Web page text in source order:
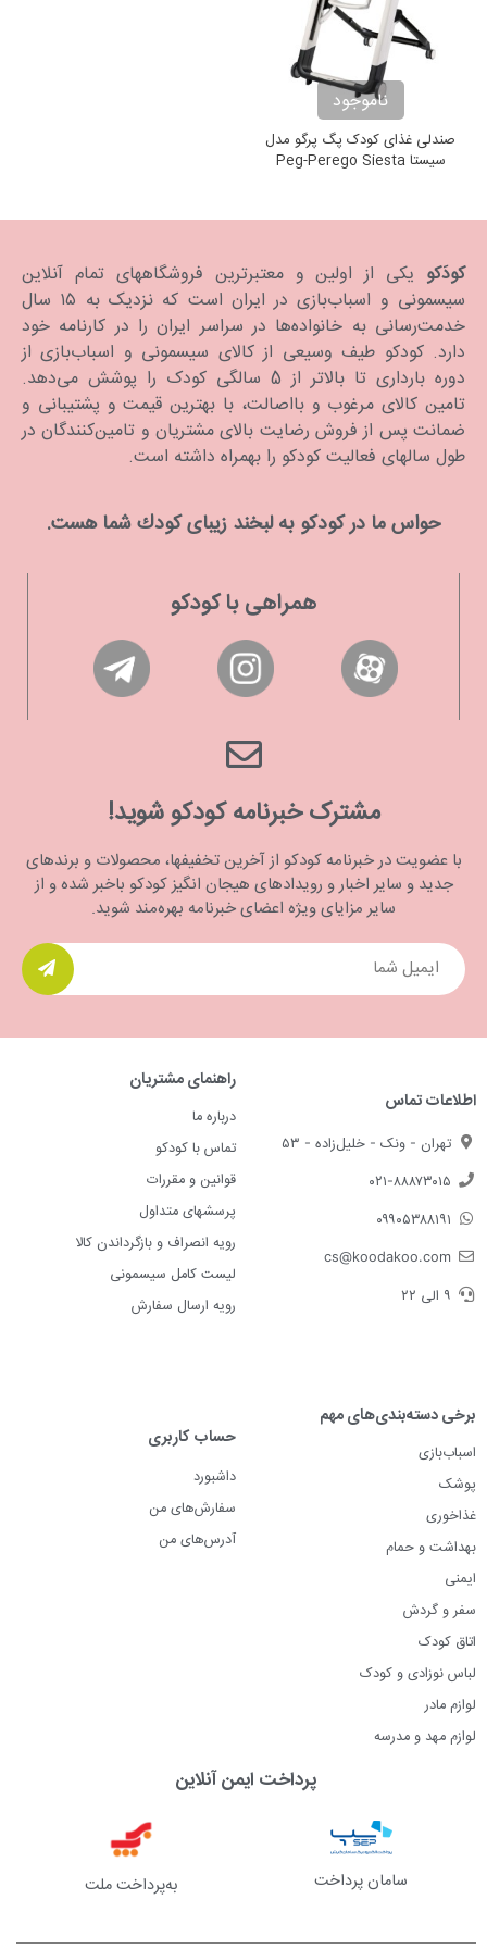
ناموجود
صندلی غذای کودک پگ پرگو مدل
سیستا Peg-Perego Siesta
کودَکو یکی از اولین و معتبرترین فروشگاههای تمام آنلاین
سیسمونی و اسباب‌بازی در ایران است که نزدیک به ۱۵ سال
خدمت‌رسانی به خانواده‌ها در سراسر ایران را در کارنامه خود
دارد. كودكو طیف وسیعی از کالای سیسمونی و اسباب‌بازی از
دوره بارداری تا بالاتر از 5 سالگی کودک را پوشش می‌دهد.
تامین کالای مرغوب و بااصالت، با بهترین قیمت و پشتیبانی و
ضمانت پس از فروش رضایت بالای مشتریان و تامین‌کنندگان در
طول سالهای فعالیت کودکو را بهمراه داشته است.
حواس ما در كودكو به لبخند زیبای كودك شما هست.
همراهی با کودکو
مشترک خبرنامه کودکو شوید!
با عضویت در خبرنامه کودکو از آخرین تخفیفها، محصولات و برندهای
جدید و سایر اخبار و رویدادهای هیجان انگیز کودکو باخبر شده و از
سایر مزایای ویژه اعضای خبرنامه بهره‌مند شوید.
اطلاعات تماس
تهران - ونک - خلیل‌زاده - ۵۳
۰۲۱-۸۸۸۷۳۰۱۵
۰۹۹۰۵۳۸۸۱۹۱
cs@koodakoo.com
۹ الی ۲۲
راهنمای مشتریان
درباره ما
تماس با کودکو
قوانین و مقررات
پرسشهای متداول
رویه انصراف و بازگرداندن کالا
لیست کامل سیسمونی
رویه ارسال سفارش
برخی دسته‌بندی‌های مهم
اسباب‌بازی
پوشک
غذاخوری
بهداشت و حمام
ایمنی
سفر و گردش
اتاق کودک
لباس نوزادی و کودک
لوازم مادر
لوازم مهد و مدرسه
حساب کاربری
داشبورد
سفارش‌های من
آدرس‌های من
پرداخت ایمن آنلاین
سامان پرداخت به‌پرداخت ملت